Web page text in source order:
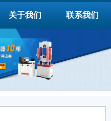
关于我们 联系我们